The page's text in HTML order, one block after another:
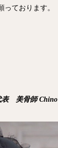
ております。
表 美骨師 Chino